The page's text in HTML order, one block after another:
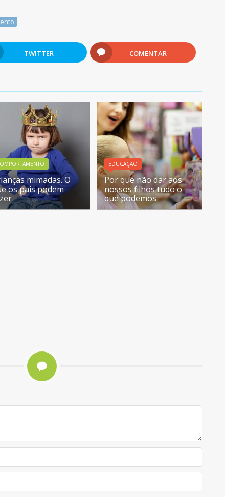
TWITTER COMENTAR
mimadas. O
os pais podem
EDUCAÇÃO
Por que não dar aos
nossos filhos tudo o
que podemos